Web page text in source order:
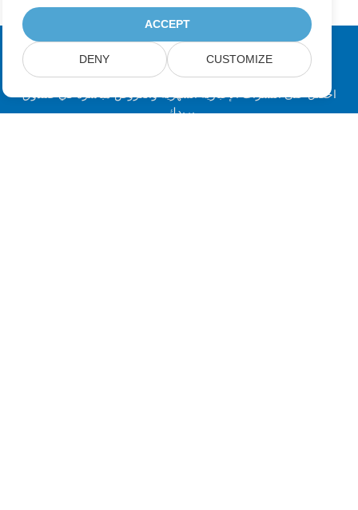
اشترك في تحديثات منتجات Aspose
احصل على النشرات الإخبارية الشهرية والعروض مباشرةً في صندوق
بريدك.
ACCEPT
CUSTOMIZE
DENY